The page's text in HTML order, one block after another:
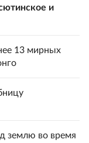
и
13 мирных
землю во время